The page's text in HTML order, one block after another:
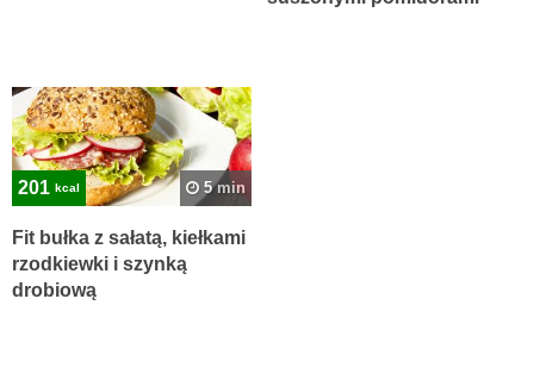
201 kcal 5 min
Fit bułka z sałatą, kiełkami
rzodkiewki i szynką
drobiową